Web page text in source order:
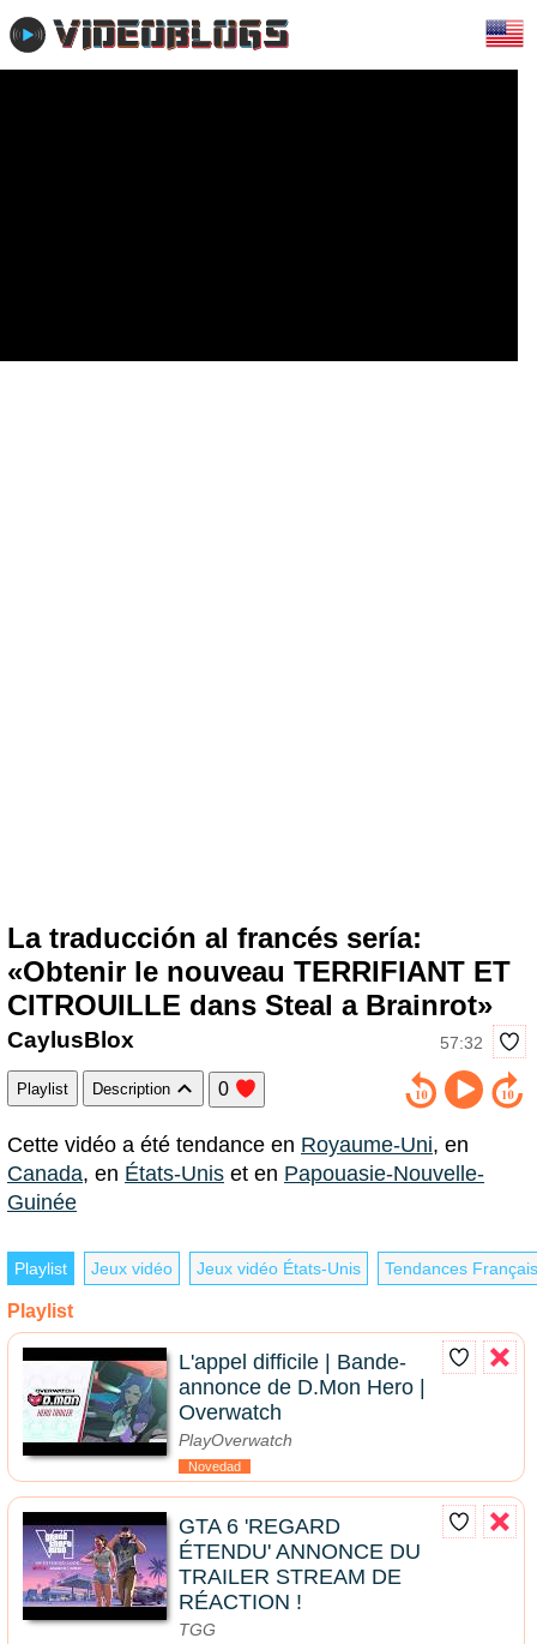
La traducción al francés sería:
«Obtenir le nouveau TERRIFIANT ET
CITROUILLE dans Steal a Brainrot»
57:32
CaylusBlox
Playlist Description 0
Cette vidéo a été tendance en Royaume-Uni, en
Canada, en États-Unis et en Papouasie-Nouvelle-
Guinée
Playlist Jeux vidéo Jeux vidéo États-Unis Tendances Français
Playlist
L'appel difficile | Bande-
annonce de D.Mon Hero |
Overwatch
PlayOverwatch
Novedad
GTA 6 'REGARD
ÉTENDU' ANNONCE DU
TRAILER STREAM DE
RÉACTION !
TGG